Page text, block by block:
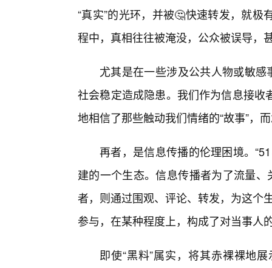
“真实”的光环，并被🤔快速转发，就
程中，真相往往被淹没，公众被误导，
尤其是在一些涉及公共人物或敏感
社会稳定造成隐患。我们作为信息接
地相信了那些触动我们情绪的“故事”，
再者，是信息传播的伦理困境。
建的一个生态。信息传播者为了流量
者，则通过围观、评论、转发，为这个
参与，在某种程度上，构成了对当事人
即使“黑料”属实，将其赤裸裸地